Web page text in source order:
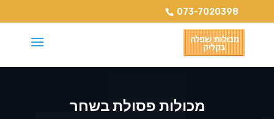
073-7020398
מכולות פסולת בשחר